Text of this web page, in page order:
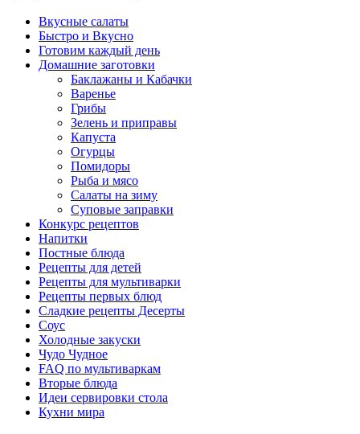
Вкусные салаты
Быстро и Вкусно
Готовим каждый день
Домашние заготовки
Баклажаны и Кабачки
Варенье
Грибы
Зелень и приправы
Капуста
Огурцы
Помидоры
Рыба и мясо
Салаты на зиму
Суповые заправки
Конкурс рецептов
Напитки
Постные блюда
Рецепты для детей
Рецепты для мультиварки
Рецепты первых блюд
Сладкие рецепты Десерты
Соус
Холодные закуски
Чудо Чудное
FAQ по мультиваркам
Вторые блюда
Идеи сервировки стола
Кухни мира